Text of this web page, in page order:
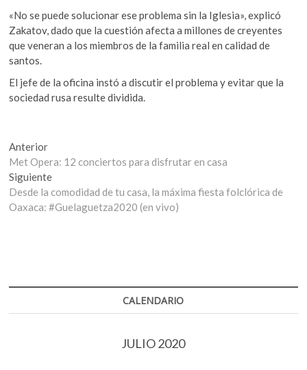
«No se puede solucionar ese problema sin la Iglesia», explicó
Zakatov, dado que la cuestión afecta a millones de creyentes
que veneran a los miembros de la familia real en calidad de
santos.
El jefe de la oficina instó a discutir el problema y evitar que la
sociedad rusa resulte dividida.
Navegación
de
entradas
AnteriorEntrada
anterior:
Met Opera: 12 conciertos para disfrutar en casa
SiguienteEntrada
siguiente:
Desde la comodidad de tu casa, la máxima fiesta folclórica de
Oaxaca: #Guelaguetza2020 (en vivo)
CALENDARIO
JULIO 2020